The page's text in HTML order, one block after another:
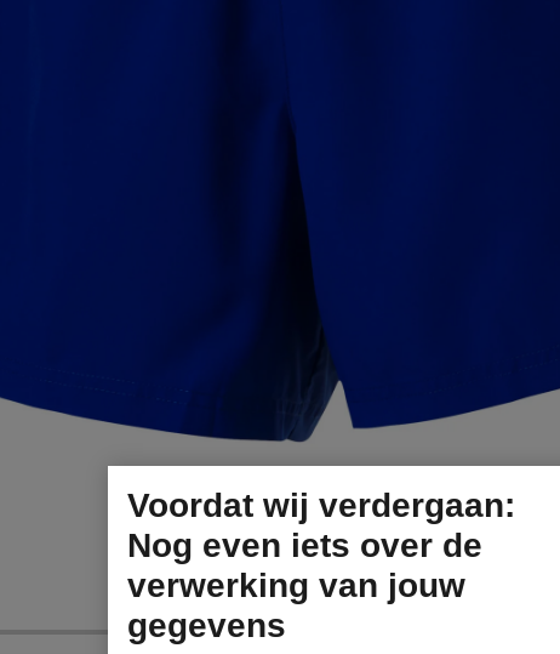
Voordat wij verdergaan:
Nog even iets over de
verwerking van jouw
gegevens